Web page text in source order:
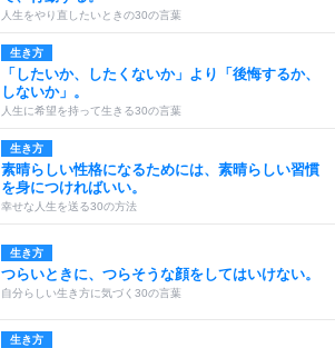
人生をやり直したいときの30の言葉
生き方
「したいか、したくないか」より「後悔するか、
しないか」。
人生に希望を持って生きる30の言葉
生き方
素晴らしい性格になるためには、素晴らしい習慣
を身につければいい。
幸せな人生を送る30の方法
生き方
つらいときに、つらそうな顔をしてはいけない。
自分らしい生き方に気づく30の言葉
生き方